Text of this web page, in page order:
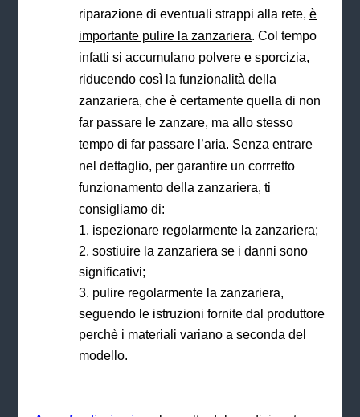
riparazione di eventuali strappi alla rete, è
importante pulire la zanzariera. Col tempo
infatti si accumulano polvere e sporcizia,
riducendo così la funzionalità della
zanzariera, che è certamente quella di non
far passare le zanzare, ma allo stesso
tempo di far passare l’aria. Senza entrare
nel dettaglio, per garantire un corrretto
funzionamento della zanzariera, ti
consigliamo di:
ispezionare regolarmente la zanzariera;
sostiuire la zanzariera se i danni sono
significativi;
pulire regolarmente la zanzariera,
seguendo le istruzioni fornite dal produttore
perchè i materiali variano a seconda del
modello.